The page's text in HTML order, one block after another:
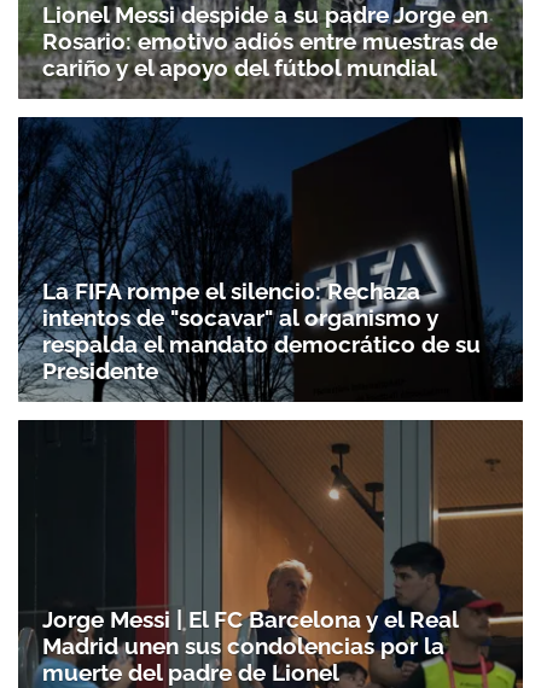
Lionel Messi despide a su padre Jorge en
Rosario: emotivo adiós entre muestras de
cariño y el apoyo del fútbol mundial
La FIFA rompe el silencio: Rechaza
intentos de "socavar" al organismo y
respalda el mandato democrático de su
Presidente
Jorge Messi | El FC Barcelona y el Real
Madrid unen sus condolencias por la
muerte del padre de Lionel